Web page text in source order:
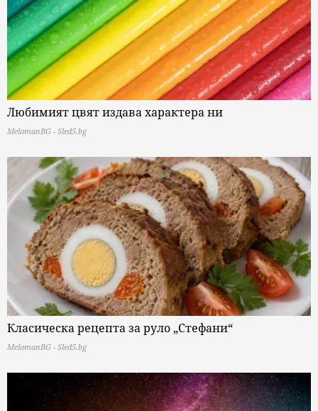
Любимият цвят издава характера ни
MelomanBG - Sled5.bg
Класическа рецепта за руло „Стефани“
MelomanBG - Sled5.bg